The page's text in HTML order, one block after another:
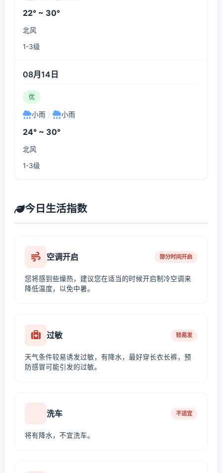
22° ~ 30°
北风
1-3级
08月14日
优
小雨 小雨
24° ~ 30°
北风
1-3级
今日生活指数
空调开启 部分时间开启
您将感到些燥热，建议您在适当的时候开启制冷空调来
降低温度，以免中暑。
过敏 较易发
天气条件较易诱发过敏，有降水，最好穿长衣长裤，预
防感冒可能引发的过敏。
洗车 不适宜
将有降水，不宜洗车。